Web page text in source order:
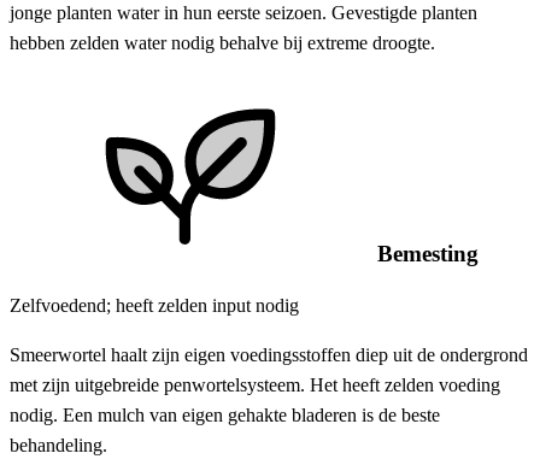
jonge planten water in hun eerste seizoen. Gevestigde planten
hebben zelden water nodig behalve bij extreme droogte.
Bemesting
Zelfvoedend; heeft zelden input nodig
Smeerwortel haalt zijn eigen voedingsstoffen diep uit de ondergrond
met zijn uitgebreide penwortelsysteem. Het heeft zelden voeding
nodig. Een mulch van eigen gehakte bladeren is de beste
behandeling.